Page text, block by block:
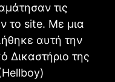
τις
το site. Με μια
αυτή την
Δικαστήριο της